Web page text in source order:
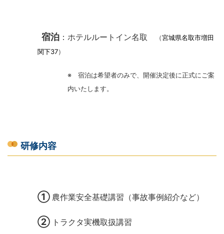
宿泊 ：ホテルルートイン名取 （宮城県名取市増田
関下37）
※ 宿泊は希望者のみで、開催決定後に正式にご案
内いたします。
研修内容
① 農作業安全基礎講習（事故事例紹介など）
② トラクタ実機取扱講習